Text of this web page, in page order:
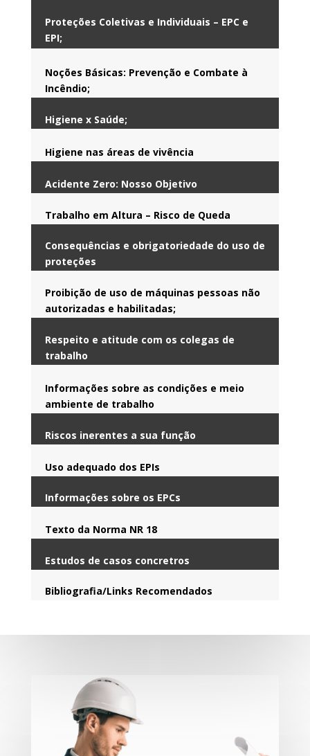
Proteções Coletivas e Individuais – EPC e
EPI;
Noções Básicas: Prevenção e Combate à
Incêndio;
Higiene x Saúde;
Higiene nas áreas de vivência
Acidente Zero: Nosso Objetivo
Trabalho em Altura – Risco de Queda
Consequências e obrigatoriedade do uso de
proteções
Proibição de uso de máquinas pessoas não
autorizadas e habilitadas;
Respeito e atitude com os colegas de
trabalho
Informações sobre as condições e meio
ambiente de trabalho
Riscos inerentes a sua função
Uso adequado dos EPIs
Informações sobre os EPCs
Texto da Norma NR 18
Estudos de casos concretros
Bibliografia/Links Recomendados